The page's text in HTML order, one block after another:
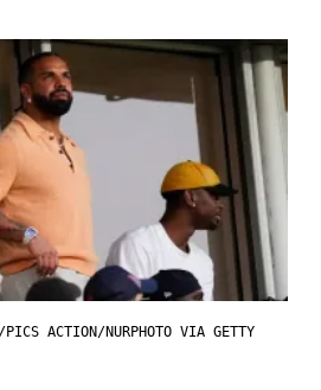
PICS ACTION/NURPHOTO VIA GETTY